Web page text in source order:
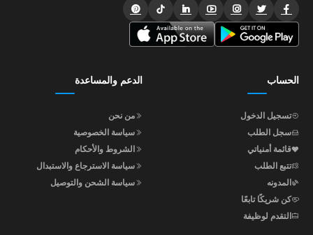
الحساب
تسجيل الدخول
سجل الطلب
قائمة أمنياتي
تتبع الطلب
المدونه
كن شريكًا تابعًا
التقدم لوظيفة
الدعم والمساعدة
من نحن
سياسة الخصوصية
الشروط والأحكام
سياسة الاسترجاع والاستبدال
سياسة الشحن والتوصيل